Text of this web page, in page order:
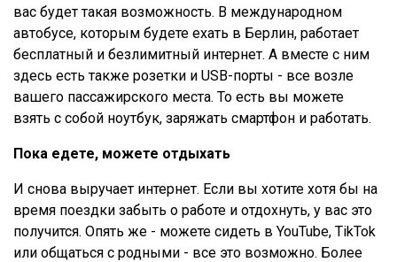
вас будет такая возможность. В международном
автобусе, которым будете ехать в Берлин, работает
бесплатный и безлимитный интернет. А вместе с ним
здесь есть также розетки и USB-порты - все возле
вашего пассажирского места. То есть вы можете
взять с собой ноутбук, заряжать смартфон и работать.
Пока едете, можете отдыхать
И снова выручает интернет. Если вы хотите хотя бы на
время поездки забыть о работе и отдохнуть, у вас это
получится. Опять же - можете сидеть в YouTube, TikTok
или общаться с родными - все это возможно. Более